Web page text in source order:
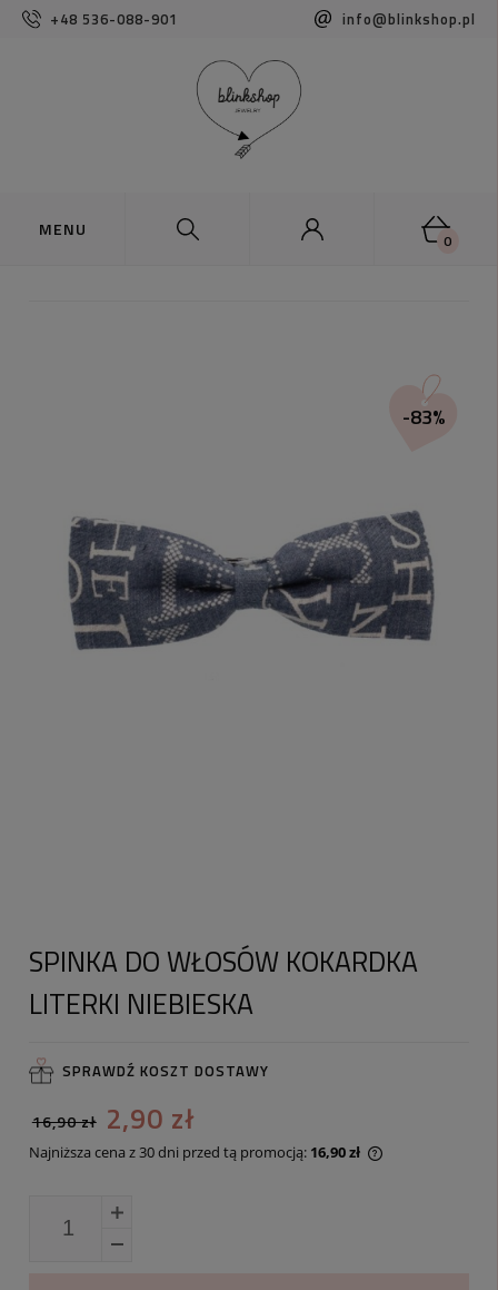
+48 536-088-901 info@blinkshop.pl
0
-83%
SPINKA DO WŁOSÓW KOKARDKA
LITERKI NIEBIESKA
SPRAWDŹ KOSZT DOSTAWY
2,90 zł
16,90 zł
Najniższa cena z 30 dni przed tą promocją: 16,90 zł